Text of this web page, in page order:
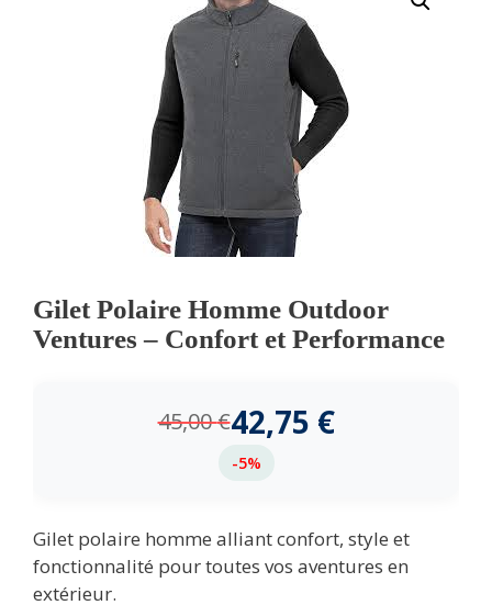
Gilet Polaire Homme Outdoor
Ventures – Confort et Performance
45,00€42,75 €
-5%
Gilet polaire homme alliant confort, style et
fonctionnalité pour toutes vos aventures en
extérieur.